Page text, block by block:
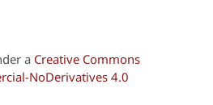
a Creative Commons
NoDerivatives 4.0